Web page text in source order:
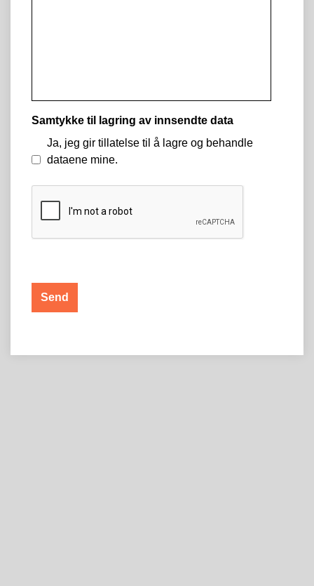
Samtykke til lagring av innsendte data
Ja, jeg gir tillatelse til å lagre og behandle
dataene mine.